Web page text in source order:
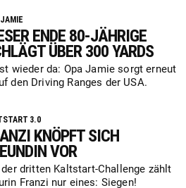
ENDE 80-JÄHRIGE
ÜBER 300 YARDS
wieder da: Opa Jamie sorgt erneut
den Driving Ranges der USA.
3.0
KNÖPFT SICH
VOR
der dritten Kaltstart-Challenge zählt
Franzi nur eines: Siegen!